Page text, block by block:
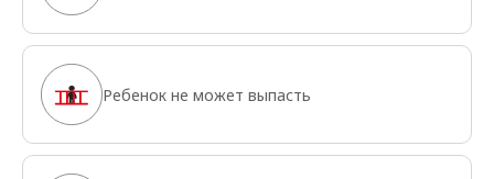
Ребенок не может выпасть